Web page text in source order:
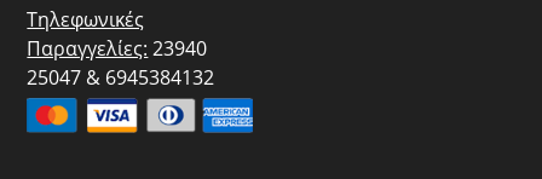
Τηλεφωνικές
Παραγγελίες: 23940
25047 & 6945384132